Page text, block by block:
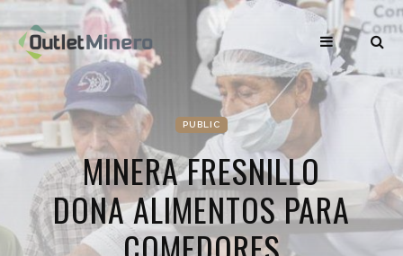
PUBLIC
MINERA FRESNILLO
DONA ALIMENTOS PARA